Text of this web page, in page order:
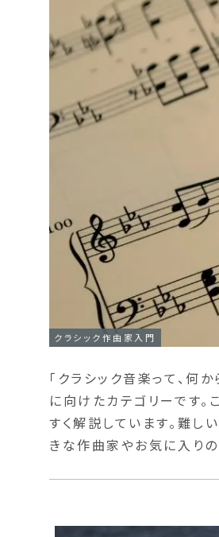
クラシック作曲家入門
「クラシック音楽って、何
に向けたカテゴリーです
すく解説しています。難
きな作曲家やお気に入り